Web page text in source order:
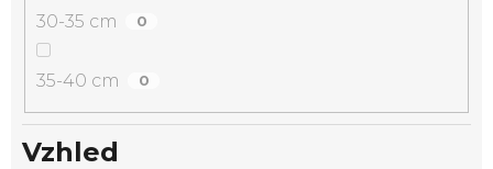
30-35 cm 0
35-40 cm 0
Vzhled